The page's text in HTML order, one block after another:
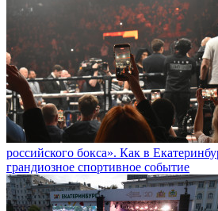
российского бокса». Как в
грандиозное спортивное событие